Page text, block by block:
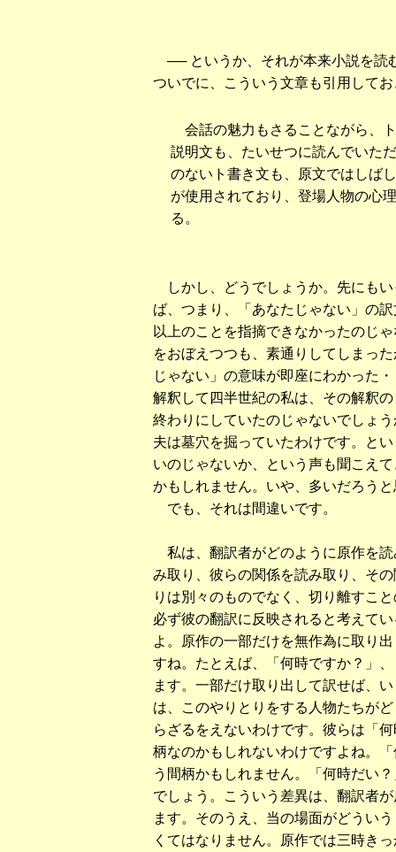
── というか、それが本来小説を読
ついでに、こういう文章も引用して
会話の魅力もさることながら、
説明文も、たいせつに読んでいた
のないト書き文も、原文ではしば
が使用されており、登場人物の心
る。
しかし、どうでしょうか。先にも
ば、つまり、「あなたじゃない」の
以上のことを指摘できなかったのじ
をおぼえつつも、素通りしてしまっ
じゃない」の意味が即座にわかった
解釈して四半世紀の私は、その解釈
終わりにしていたのじゃないでしょ
夫は墓穴を掘っていたわけです。と
いのじゃないか、という声も聞こえ
かもしれません。いや、多いだろう
でも、それは間違いです。
私は、翻訳者がどのように原作を
み取り、彼らの関係を読み取り、そ
りは別々のものでなく、切り離すこ
必ず彼の翻訳に反映されると考えて
よ。原作の一部だけを無作為に取り
すね。たとえば、「何時ですか？」
ます。一部だけ取り出して訳せば、
は、このやりとりをする人物たちが
らざるをえないわけです。彼らは「
柄なのかもしれないわけですよね。
う間柄かもしれません。「何時だい
でしょう。こういう差異は、翻訳者
ます。そのうえ、当の場面がどうい
くてはなりません。原作では三時き